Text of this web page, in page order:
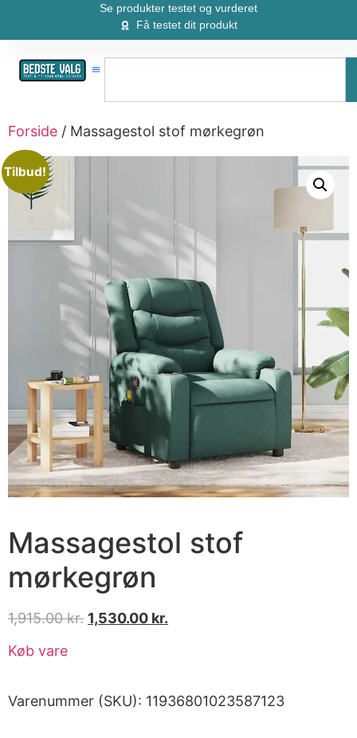
Se produkter testet og vurderet
Få testet dit produkt
Forside / Massagestol stof mørkegrøn
Tilbud!
Massagestol stof
mørkegrøn
1,915.00kr. 1,530.00 kr.
Køb vare
Varenummer (SKU): 11936801023587123